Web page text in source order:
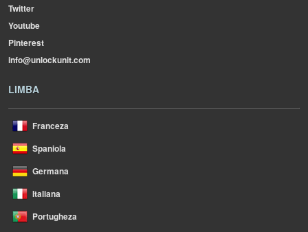
Twitter
Youtube
Pinterest
info@unlockunit.com
LIMBA
Franceza
Spaniola
Germana
Italiana
Portugheza